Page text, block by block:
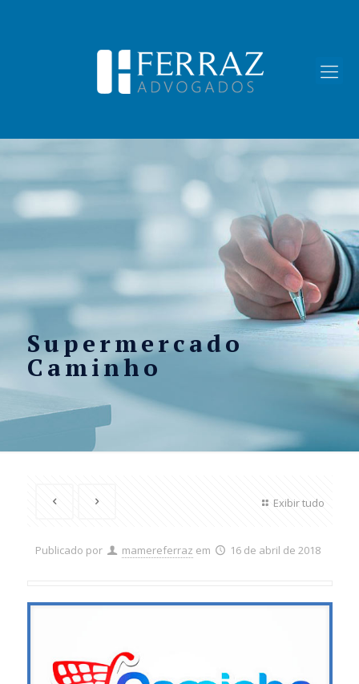
Supermercado
Caminho
Exibir tudo
Publicado por mamereferraz em 16 de abril de 2018